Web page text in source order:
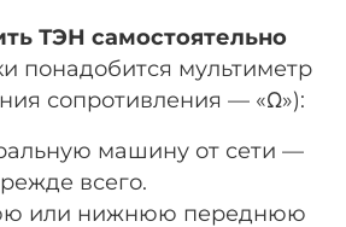
ТЭН самостоятельно
понадобится мультиметр
сопротивления — «Ω»):
машину от сети —
всего.
или нижнюю переднюю